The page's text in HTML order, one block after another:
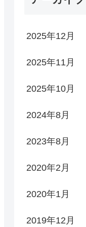
2025年12月
2025年11月
2025年10月
2024年8月
2023年8月
2020年2月
2020年1月
2019年12月